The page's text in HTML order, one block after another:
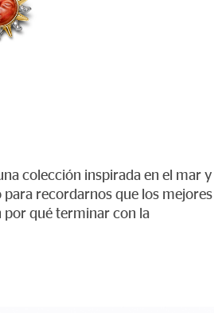
colección inspirada en el mar y
para recordarnos que los mejores
qué terminar con la